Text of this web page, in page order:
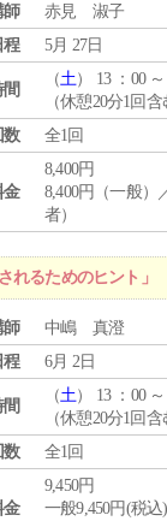
師
赤見 淑子
程
5月 27日
間
（土） 13 ：00
（休憩20分1回含
数
全1回
金
8,400円
8,400円（一般）
者）
れるためのヒント
師
中嶋 真澄
程
6月 2日
間
（土） 13 ：00
（休憩20分1回含
数
全1回
金
9,450円
一般9,450円(税